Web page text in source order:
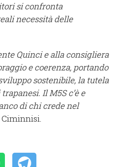
si confronta
necessità delle
Quinci e alla consigliera
e coerenza, portando
sostenibile, la tutela
Il M5S c’è e
di chi crede nel